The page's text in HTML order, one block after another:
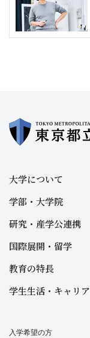
大学について
学部・大学院
研究・産学公連携
国際展開・留学
教育の特長
学生生活・キャリア
入学希望の方